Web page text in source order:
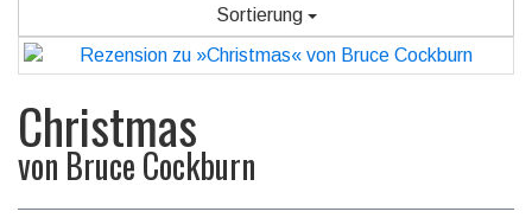
Sortierung
Christmas
von Bruce Cockburn